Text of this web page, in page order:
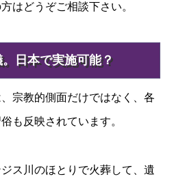
はどうぞご相談下さい。
日本で実施可能？
宗教的側面だけではなく、各
も反映されています。
ス川のほとりで火葬して、遺